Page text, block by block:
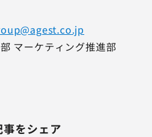
マーケティング推進部
事をシェア